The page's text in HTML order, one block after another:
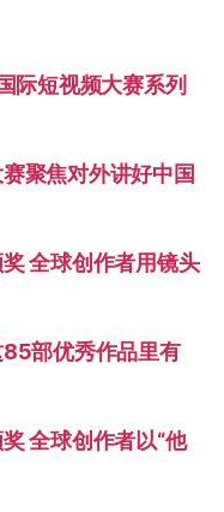
际短视频大赛系列
聚焦对外讲好中国
全球创作者用镜头
85部优秀作品里有
全球创作者以“他